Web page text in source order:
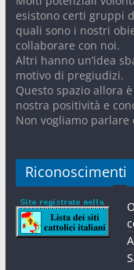
esistono certi gruppi
quali sono i nostri
collaborare con noi.
Altri hanno un’idea
motivo di pregiudizi.
Questo spazio allora
nostra positività e
Non vogliamo
Riconoscimenti